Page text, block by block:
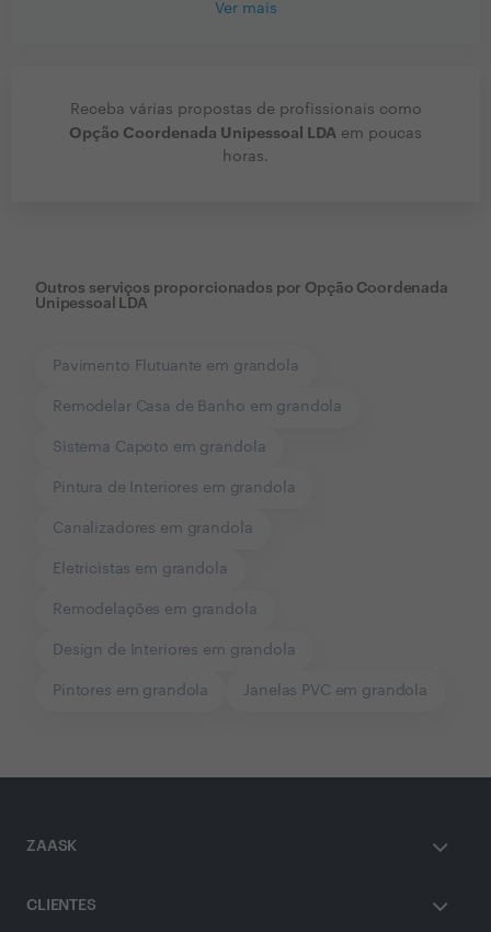
Ver mais
Receba várias propostas de profissionais como
Opção Coordenada Unipessoal LDA em poucas
horas.
Outros serviços proporcionados por Opção Coordenada
Unipessoal LDA
Pavimento Flutuante em grandola
Remodelar Casa de Banho em grandola
Sistema Capoto em grandola
Pintura de Interiores em grandola
Canalizadores em grandola
Eletricistas em grandola
Remodelações em grandola
Design de Interiores em grandola
Pintores em grandola Janelas PVC em grandola
ZAASK
CLIENTES